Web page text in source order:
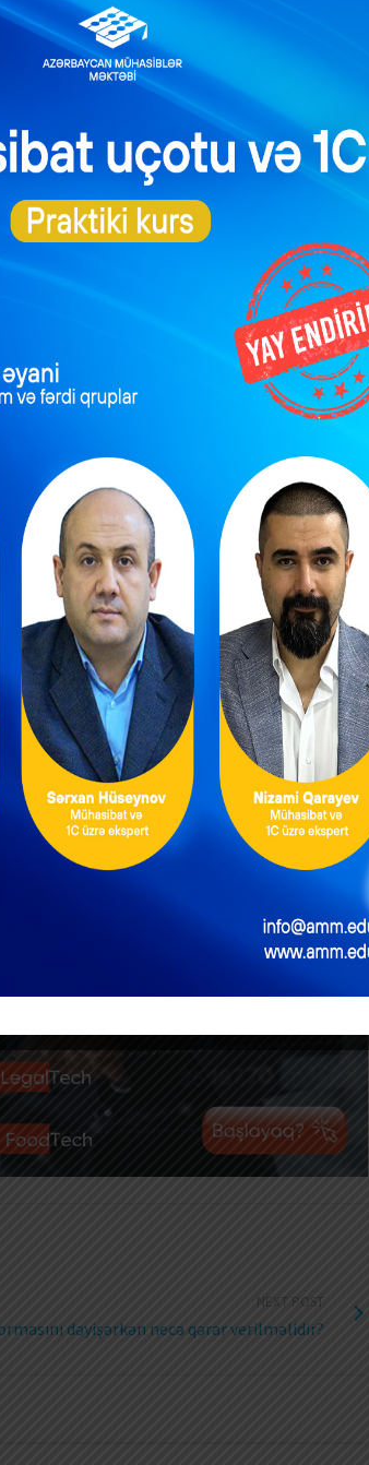
simvollar.
ƏDV ödəyicisi elektron informasiya sisteminə
hesablaşmalar aparır. Amma nəzarət-kassa
vergi nəzarəti tədbirləri zamanı pozuntunu
birinci dəfə yol verildiyi halda 1.000 manat
vergi öhdəliyi
ödəyicisinin kassa çekində malın adı qeyd
ili ərzində ikinci dəfə baş verdiyi üçün, vergi
ediləcək.
ictimai iaşə fəaliyyəti ilə məşğul olan vergi
bundan əlavə, nəzarət-kassa aparatı çekində
iki hal Vergi Məcəlləsinin 58.7-ci maddəsi ilə
ili ərzində yol verdiyi pozuntunun sayına
nəzarət-kassa aparatınının çekində Vergi
yoxlanması ilə bağlı vergi nəzarəti
edilən maliyyə sanksiyaları ilə bağlı vergi
Vergi ödəyiciləri hesab edirdilər ki, Vergi
kassa çekində qeyd olunmaması həmin
Bu səbəbdən də Vergi Məcəlləsinin
hansı öhdəlikləri yaranır?
NEXT POST
dəyişərkən necə qərar verilməlidir?